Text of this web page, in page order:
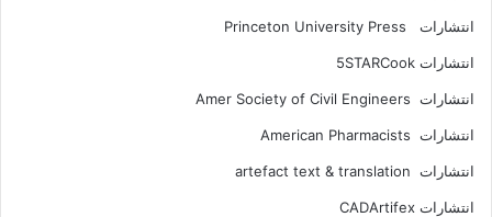
انتشارات Princeton University Press
انتشارات ‎ 5STARCook
انتشارات Amer Society of Civil Engineers
انتشارات American Pharmacists
انتشارات artefact text & translation
انتشارات ‎ CADArtifex